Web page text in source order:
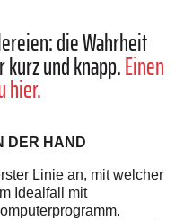
die Wahrheit
und knapp.Einen
hier.
DER HAND
Linie an, mit welcher
Idealfall mit